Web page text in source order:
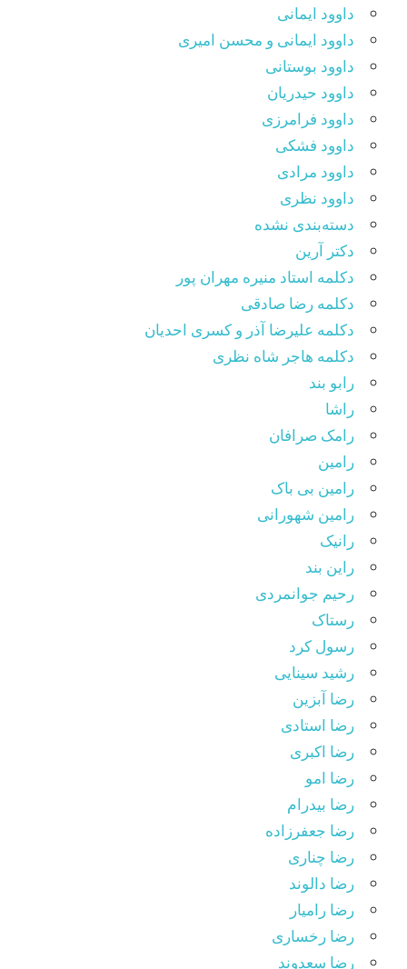
داوود ایمانی
داوود ایمانی و محسن امیری
داوود بوستانی
داوود حیدریان
داوود فرامرزی
داوود فشکی
داوود مرادی
داوود نظری
دسته‌بندی نشده
دکتر آرین
دکلمه استاد منیره مهران پور
دکلمه رضا صادقی
دکلمه علیرضا آذر و کسری احدیان
دکلمه هاجر شاه نظری
رابو بند
راشا
رامک صرافان
رامین
رامین بی باک
رامین شهورانی
رانیک
راین بند
رحیم جوانمردی
رستاک
رسول کرد
رشید سینایی
رضا آبزین
رضا استادی
رضا اکبری
رضا امو
رضا بیدرام
رضا جعفرزاده
رضا چناری
رضا دالوند
رضا رامیار
رضا رخساری
رضا سعدوند